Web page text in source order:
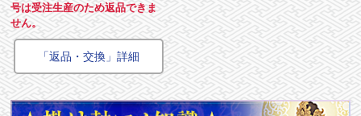
号は受注生産のため返品できま
せん。
「返品・交換」詳細